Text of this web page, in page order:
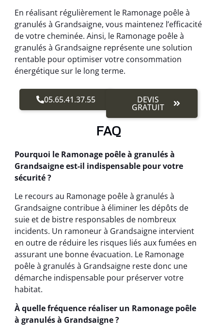
En réalisant régulièrement le Ramonage poêle à
granulés à Grandsaigne, vous maintenez l’efficacité
de votre cheminée. Ainsi, le Ramonage poêle à
granulés à Grandsaigne représente une solution
rentable pour optimiser votre consommation
énergétique sur le long terme.
05.65.41.37.55 DEVIS
GRATUIT
FAQ
Pourquoi le Ramonage poêle à granulés à
Grandsaigne est-il indispensable pour votre
sécurité ?
Le recours au Ramonage poêle à granulés à
Grandsaigne contribue à éliminer les dépôts de
suie et de bistre responsables de nombreux
incidents. Un ramoneur à Grandsaigne intervient
en outre de réduire les risques liés aux fumées en
assurant une bonne évacuation. Le Ramonage
poêle à granulés à Grandsaigne reste donc une
démarche indispensable pour préserver votre
habitat.
À quelle fréquence réaliser un Ramonage poêle
à granulés à Grandsaigne ?